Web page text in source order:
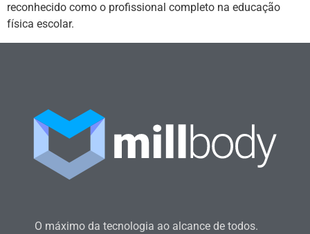
reconhecido como o profissional completo na educação
física escolar.
O máximo da tecnologia ao alcance de todos.